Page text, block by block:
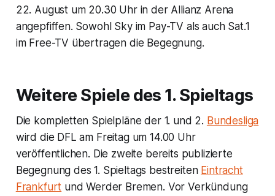
22. August um 20.30 Uhr in der Allianz Arena
angepfiffen. Sowohl Sky im Pay-TV als auch Sat.1
im Free-TV übertragen die Begegnung.
Weitere Spiele des 1. Spieltags
Die kompletten Spielpläne der 1. und 2. Bundesliga
wird die DFL am Freitag um 14.00 Uhr
veröffentlichen. Die zweite bereits publizierte
Begegnung des 1. Spieltags bestreiten Eintracht
Frankfurt und Werder Bremen. Vor Verkündung